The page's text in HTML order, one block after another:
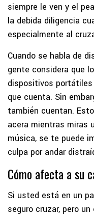
siempre le ven y el
la debida diligencia
especialmente al
Cuando se habla de
gente considera que
dispositivos
que cuenta. Sin
también cuentan.
acera mientras miras
música, se te puede
culpa por andar
Cómo afecta a su
Si usted está en un
seguro cruzar, pero